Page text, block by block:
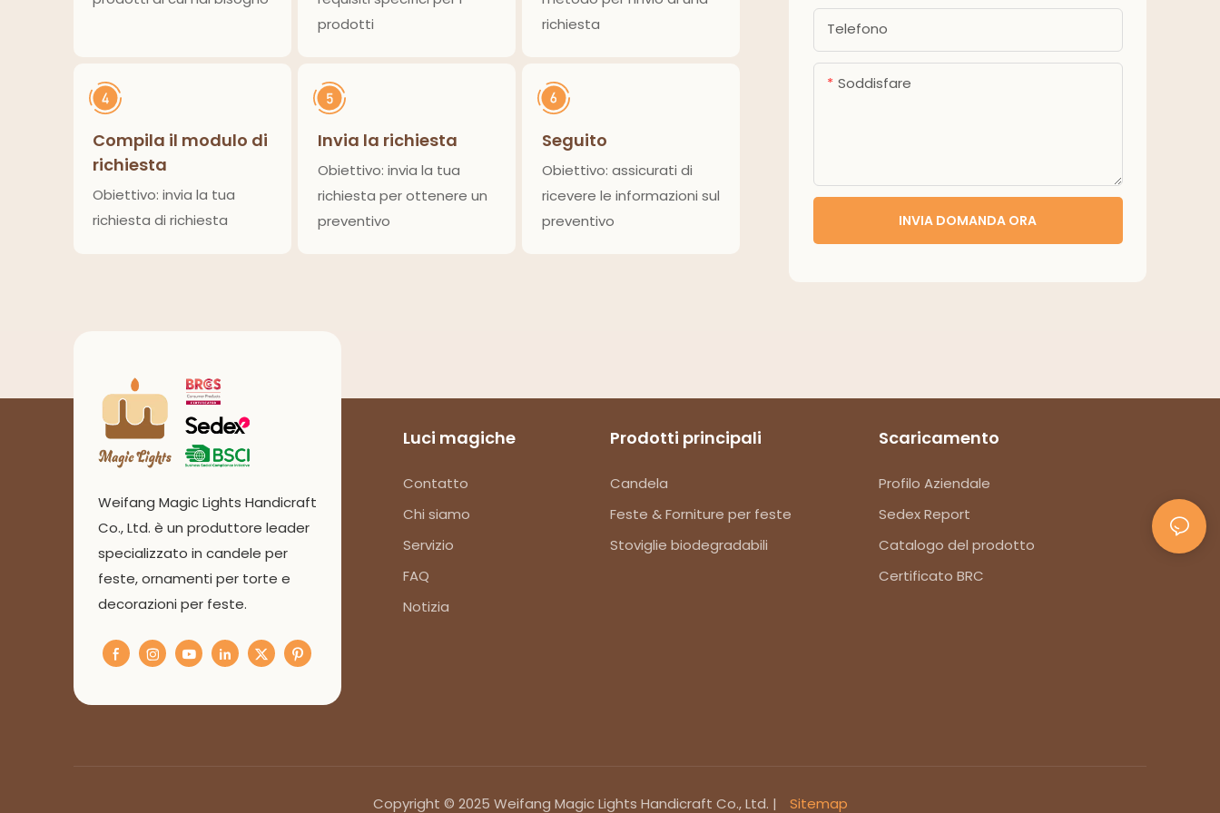
prodotti
richiesta
Compila il modulo di
richiesta
Obiettivo: invia la tua
richiesta di richiesta
Invia la richiesta
Obiettivo: invia la tua
richiesta per ottenere un
preventivo
Seguito
Obiettivo: assicurati di
ricevere le informazioni sul
preventivo
Telefono
Soddisfare
INVIA DOMANDA ORA
Weifang Magic Lights Handicraft
Co., Ltd. è un produttore leader
specializzato in candele per
feste, ornamenti per torte e
decorazioni per feste.
Luci magiche
Contatto
Chi siamo
Servizio
FAQ
Notizia
Prodotti principali
Candela
Feste & Forniture per feste
Stoviglie biodegradabili
Scaricamento
Profilo Aziendale
Sedex Report
Catalogo del prodotto
Certificato BRC
Copyright © 2025 Weifang Magic Lights Handicraft Co., Ltd. | Sitemap